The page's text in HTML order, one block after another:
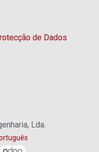
de Dados
Lda.